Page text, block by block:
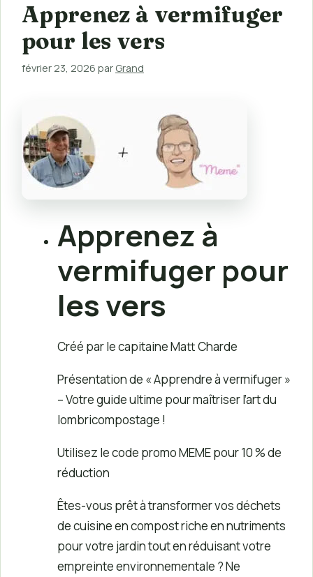
Apprenez à vermifuger
pour les vers
février 23, 2026 par Grand
Apprenez à
vermifuger pour
les vers
Créé par le capitaine Matt Charde
Présentation de « Apprendre à vermifuger »
– Votre guide ultime pour maîtriser l’art du
lombricompostage !
Utilisez le code promo MEME pour 10 % de
réduction
Êtes-vous prêt à transformer vos déchets
de cuisine en compost riche en nutriments
pour votre jardin tout en réduisant votre
empreinte environnementale ? Ne